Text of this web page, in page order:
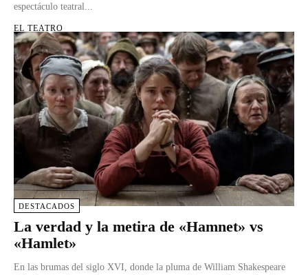
espectáculo teatral...
EL TEATRO
DESTACADOS
La verdad y la metira de «Hamnet» vs
«Hamlet»
En las brumas del siglo XVI, donde la pluma de William Shakespeare